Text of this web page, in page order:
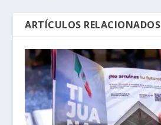
ARTÍCULOS RELACIONADOS